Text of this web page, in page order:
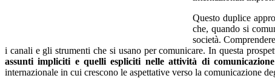
Questo duplice
che, quando si
società.
i canali e gli strumenti che si usano per comunicare. In questa
assunti impliciti e quelli espliciti nelle attività di comunicazione
internazionale in cui crescono le aspettative verso la comunicazione